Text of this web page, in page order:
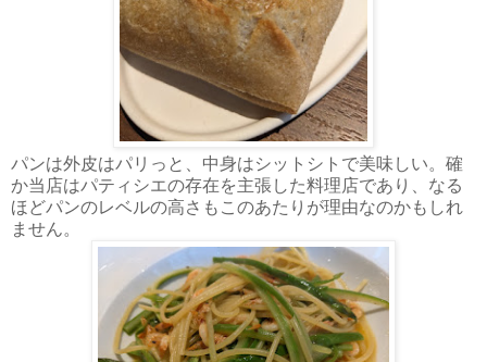
パンは外皮はパリっと、中身はシットシトで美味しい。確
か当店はパティシエの存在を主張した料理店であり、なる
ほどパンのレベルの高さもこのあたりが理由なのかもしれ
ません。